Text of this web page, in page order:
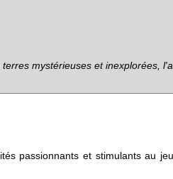
mystérieuses et inexplorées,
passionnants et stimulants au